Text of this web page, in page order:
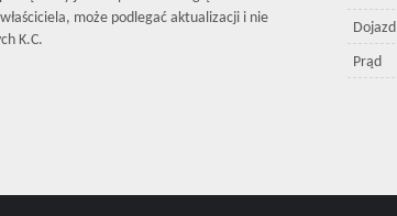
może podlegać aktualizacji i nie
K.C.
Dojazd
Prąd